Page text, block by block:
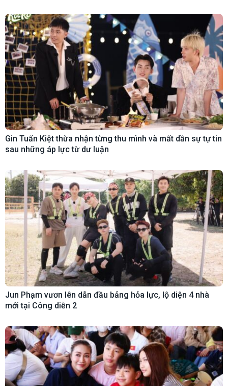
Gin Tuấn Kiệt thừa nhận từng thu mình và mất dần sự tự tin
sau những áp lực từ dư luận
Jun Phạm vươn lên dẫn đầu bảng hỏa lực, lộ diện 4 nhà
mới tại Công diễn 2